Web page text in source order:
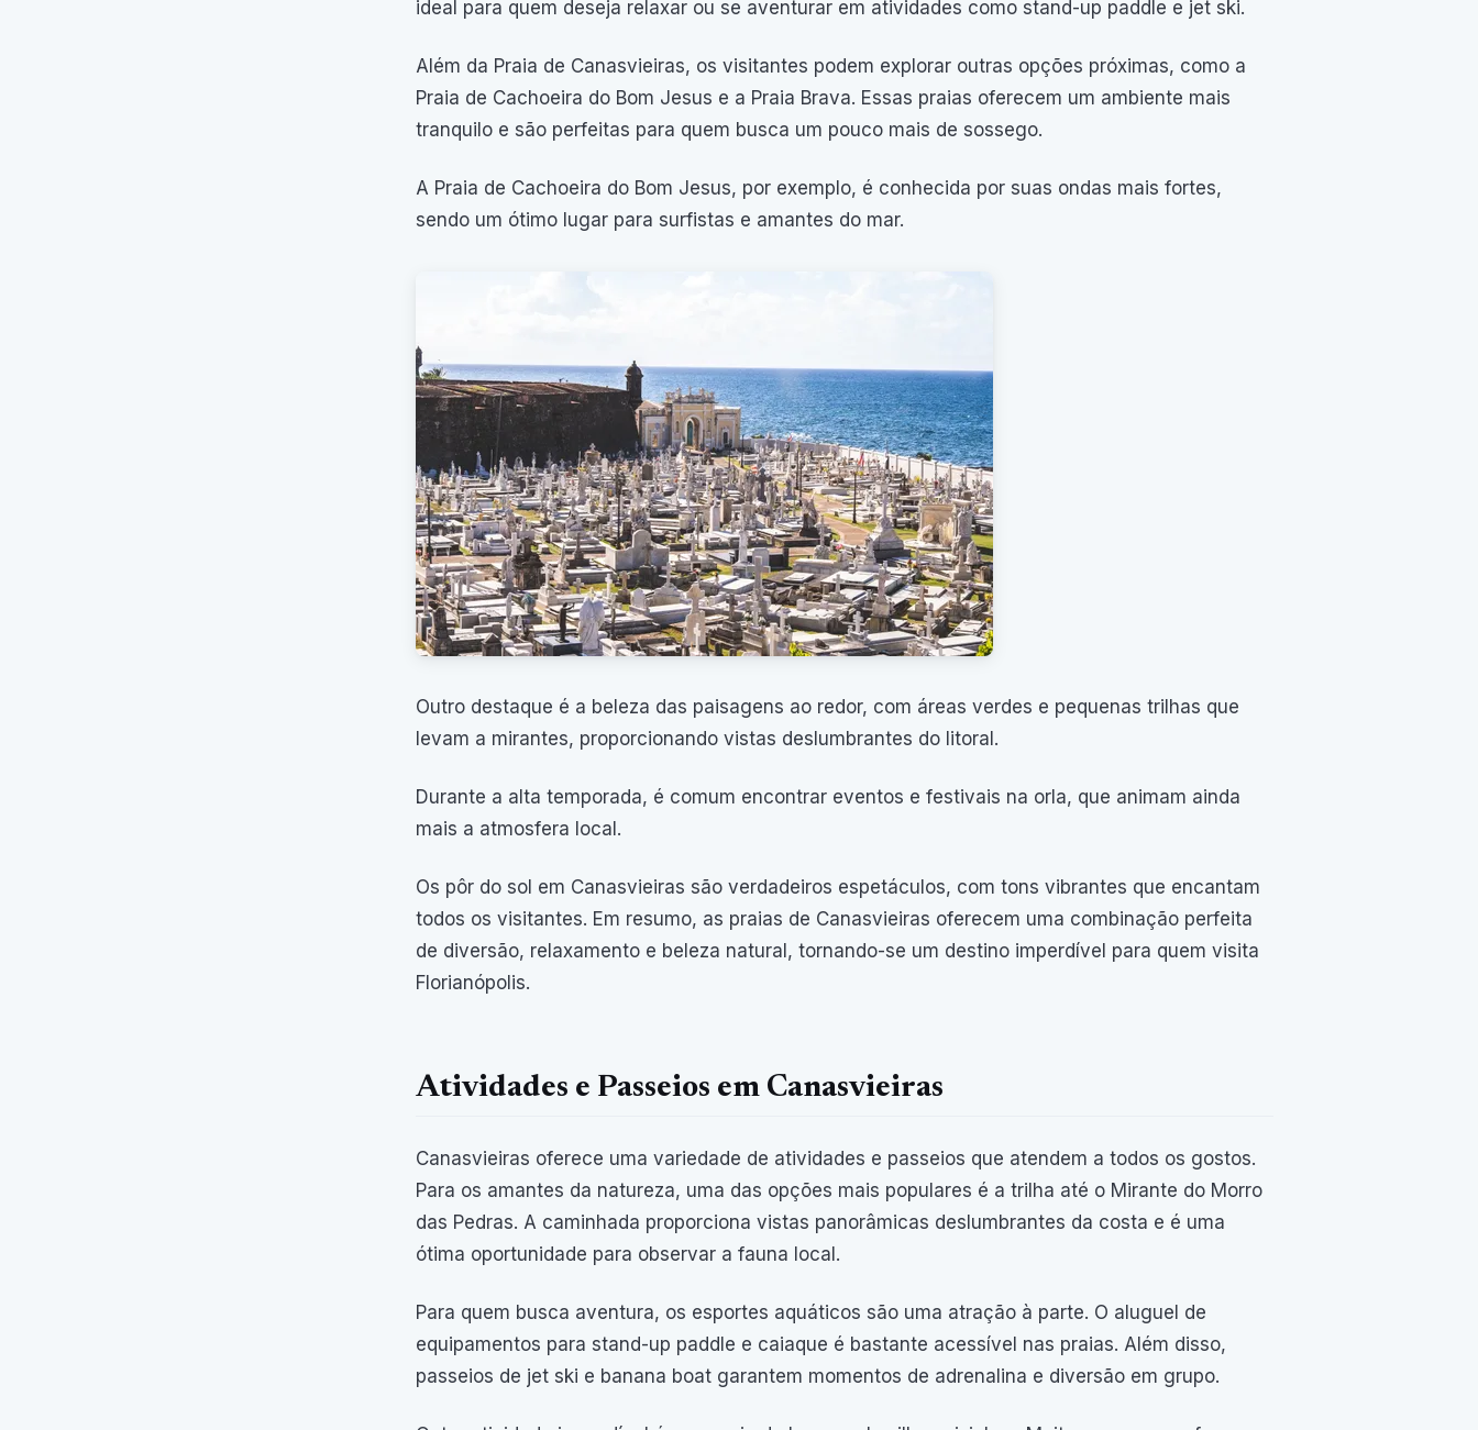
ideal para quem deseja relaxar ou se aventurar em atividades como stand-up paddle e jet ski.
Além da Praia de Canasvieiras, os visitantes podem explorar outras opções próximas, como a
Praia de Cachoeira do Bom Jesus e a Praia Brava. Essas praias oferecem um ambiente mais
tranquilo e são perfeitas para quem busca um pouco mais de sossego.
A Praia de Cachoeira do Bom Jesus, por exemplo, é conhecida por suas ondas mais fortes,
sendo um ótimo lugar para surfistas e amantes do mar.
Outro destaque é a beleza das paisagens ao redor, com áreas verdes e pequenas trilhas que
levam a mirantes, proporcionando vistas deslumbrantes do litoral.
Durante a alta temporada, é comum encontrar eventos e festivais na orla, que animam ainda
mais a atmosfera local.
Os pôr do sol em Canasvieiras são verdadeiros espetáculos, com tons vibrantes que encantam
todos os visitantes. Em resumo, as praias de Canasvieiras oferecem uma combinação perfeita
de diversão, relaxamento e beleza natural, tornando-se um destino imperdível para quem visita
Florianópolis.
Atividades e Passeios em Canasvieiras
Canasvieiras oferece uma variedade de atividades e passeios que atendem a todos os gostos.
Para os amantes da natureza, uma das opções mais populares é a trilha até o Mirante do Morro
das Pedras. A caminhada proporciona vistas panorâmicas deslumbrantes da costa e é uma
ótima oportunidade para observar a fauna local.
Para quem busca aventura, os esportes aquáticos são uma atração à parte. O aluguel de
equipamentos para stand-up paddle e caiaque é bastante acessível nas praias. Além disso,
passeios de jet ski e banana boat garantem momentos de adrenalina e diversão em grupo.